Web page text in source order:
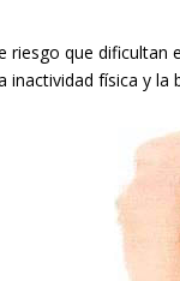
riesgo que
física y la